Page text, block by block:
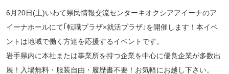
6月20日(土)いわて県民情報交流センターキオクシアアイーナのア
イーナホールにて｢転職プラザ×就活プラザ｣を開催します！本イベ
ントは地域で働く方達を応援するイベントです。
岩手県内に本社または事業所を持つ企業を中心に優良企業が多数出
展！入場無料・服装自由・履歴書不要！お気軽にお越し下さい。